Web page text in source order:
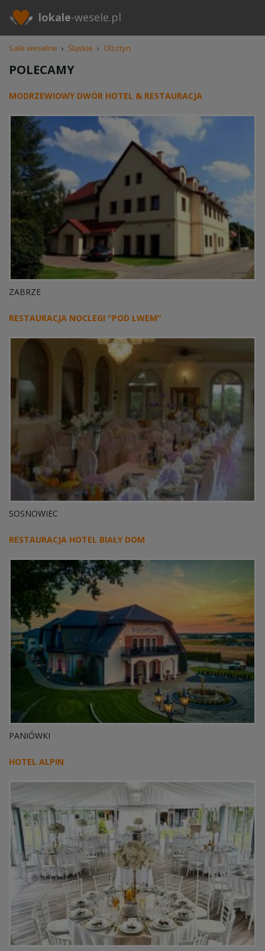
lokale-wesele.pl
Sale weselne › Śląskie › Olsztyn
POLECAMY
MODRZEWIOWY DWÓR HOTEL & RESTAURACJA
ZABRZE
RESTAURACJA NOCLEGI "POD LWEM"
SOSNOWIEC
RESTAURACJA HOTEL BIAŁY DOM
PANIÓWKI
HOTEL ALPIN